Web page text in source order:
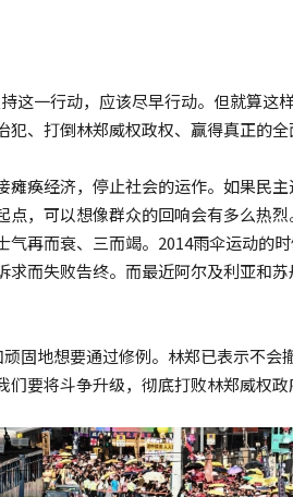
这一行动，应该尽早行动。但就算这
、打倒林郑威权政权、赢得真正的全
瘫痪经济，停止社会的运作。如果民
点，可以想像群众的回响会有多么热
再而衰、三而竭。2014雨伞运动的
求而失败告终。而最近阿尔及利亚和
固地想要通过修例。林郑已表示不会
要将斗争升级，彻底打败林郑威权政